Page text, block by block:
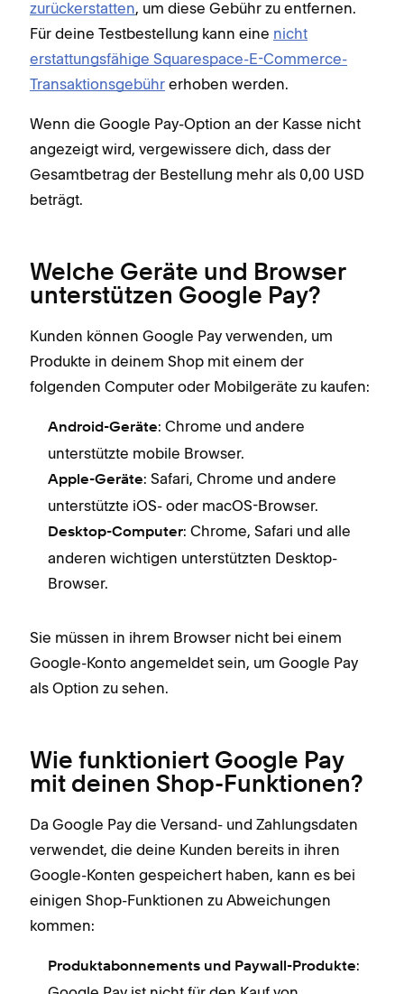
zurückerstatten, um diese Gebühr zu entfernen.
Für deine Testbestellung kann eine nicht
erstattungsfähige Squarespace-E-Commerce-
Transaktionsgebühr erhoben werden.
Wenn die Google Pay-Option an der Kasse nicht
angezeigt wird, vergewissere dich, dass der
Gesamtbetrag der Bestellung mehr als 0,00 USD
beträgt.
Welche Geräte und Browser
unterstützen Google Pay?
Kunden können Google Pay verwenden, um
Produkte in deinem Shop mit einem der
folgenden Computer oder Mobilgeräte zu kaufen:
Android-Geräte: Chrome und andere
unterstützte mobile Browser.
Apple-Geräte: Safari, Chrome und andere
unterstützte iOS- oder macOS-Browser.
Desktop-Computer: Chrome, Safari und alle
anderen wichtigen unterstützten Desktop-
Browser.
Sie müssen in ihrem Browser nicht bei einem
Google-Konto angemeldet sein, um Google Pay
als Option zu sehen.
Wie funktioniert Google Pay
mit deinen Shop-Funktionen?
Da Google Pay die Versand- und Zahlungsdaten
verwendet, die deine Kunden bereits in ihren
Google-Konten gespeichert haben, kann es bei
einigen Shop-Funktionen zu Abweichungen
kommen:
Produktabonnements und Paywall-Produkte: